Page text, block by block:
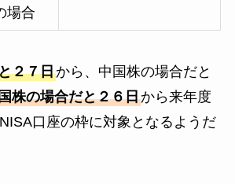
場合
２７日から、中国株の場合だと
株の場合だと２６日から来年度
口座の枠に対象となるようだ